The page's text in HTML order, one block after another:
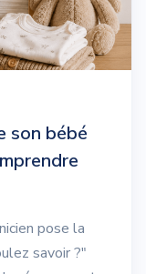
son bébé
pose la
savoir ?"